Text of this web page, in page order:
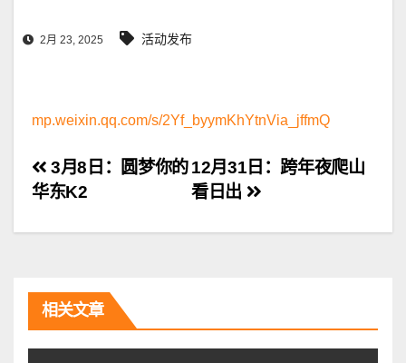
2月 23, 2025 活动发布
mp.weixin.qq.com/s/2Yf_byymKhYtnVia_jffmQ
文
章
航
12月31日：跨年夜爬山
看日出
3月8日：圆梦你的
华东K2
相关文章